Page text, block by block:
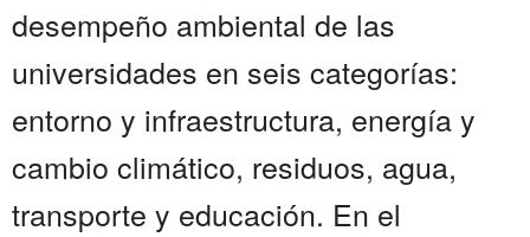
desempeño ambiental de las
universidades en seis categorías:
entorno y infraestructura, energía y
cambio climático, residuos, agua,
transporte y educación. En el